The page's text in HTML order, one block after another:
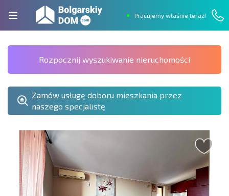
Pracujemy właśnie teraz!
Rozpocznij wyszukiwanie nieruchomości
Zamów usługę doboru mieszkania przez
naszego specjalistę